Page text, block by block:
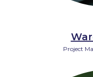
Project